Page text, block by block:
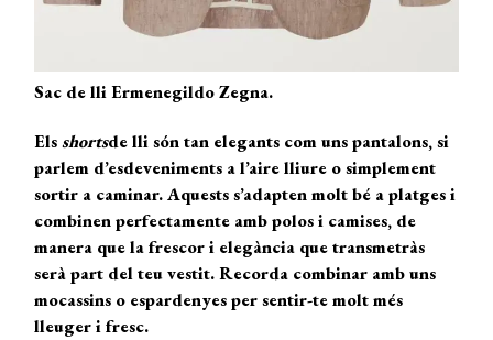
Sac de lli Ermenegildo Zegna.
Elsshortsde lli són tan elegants com uns pantalons, si
parlem d’esdeveniments a l’aire lliure o simplement
sortir a caminar. Aquests s’adapten molt bé a platges i
combinen perfectamente amb polos i camises, de
manera que la frescor i elegància que transmetràs
serà part del teu vestit. Recorda combinar amb uns
mocassins o espardenyes per sentir-te molt més
lleuger i fresc.